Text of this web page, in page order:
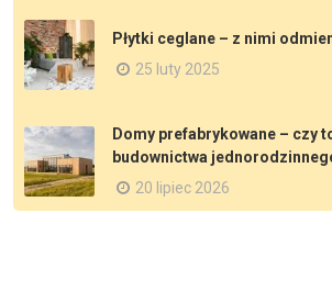
Płytki ceglane – z nimi
25 luty 2025
Domy prefabrykowane – czy
budownictwa
20 lipiec 2026